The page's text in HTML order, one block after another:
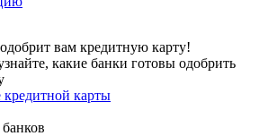
одобрит вам кредитную карту!
какие банки готовы одобрить
карты